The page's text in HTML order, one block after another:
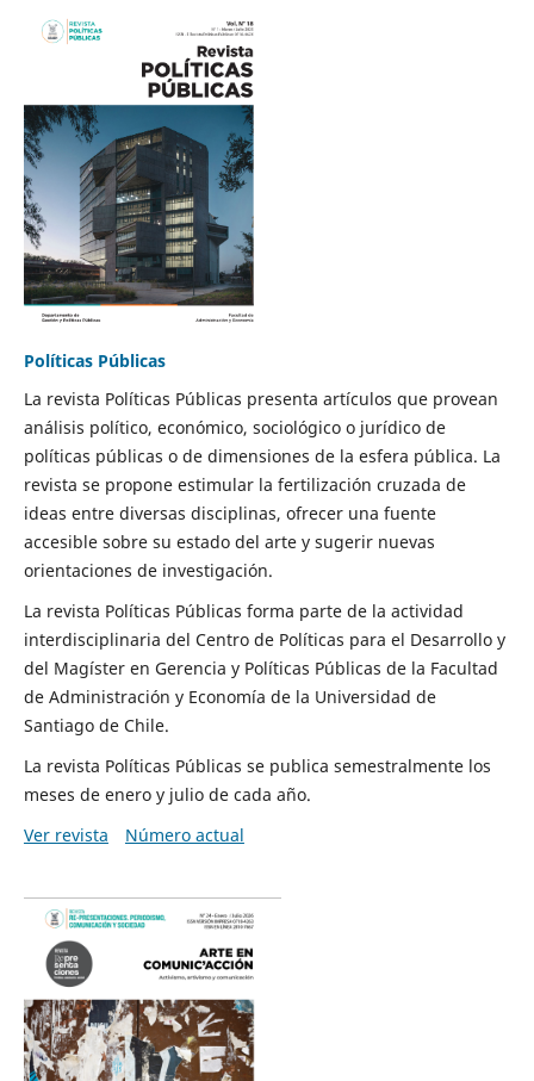
Políticas Públicas
La revista Políticas Públicas presenta artículos que provean
análisis político, económico, sociológico o jurídico de
políticas públicas o de dimensiones de la esfera pública. La
revista se propone estimular la fertilización cruzada de
ideas entre diversas disciplinas, ofrecer una fuente
accesible sobre su estado del arte y sugerir nuevas
orientaciones de investigación.
La revista Políticas Públicas forma parte de la actividad
interdisciplinaria del Centro de Políticas para el Desarrollo y
del Magíster en Gerencia y Políticas Públicas de la Facultad
de Administración y Economía de la Universidad de
Santiago de Chile.
La revista Políticas Públicas se publica semestralmente los
meses de enero y julio de cada año.
Ver revista
Número actual